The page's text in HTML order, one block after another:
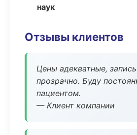
наук
Отзывы клиентов
Цены адекватные,
прозрачно. Буду
пациентом.
— Клиент компании